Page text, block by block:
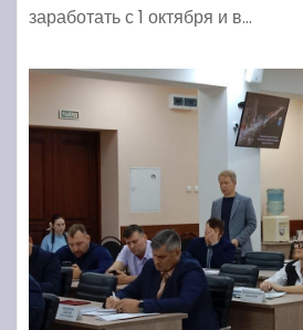
заработать с 1 октября и в…